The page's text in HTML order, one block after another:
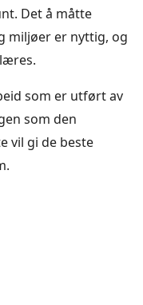
Det å måtte
miljøer er nyttig, og
som er utført av
som den
vil gi de beste